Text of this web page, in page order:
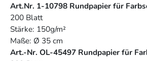
Art.Nr. 1-10798 Rundpapier für
200 Blatt
Stärke: 150g/m²
Maße: Ø 35 cm
Art.-Nr. OL-45497 Rundpapier für